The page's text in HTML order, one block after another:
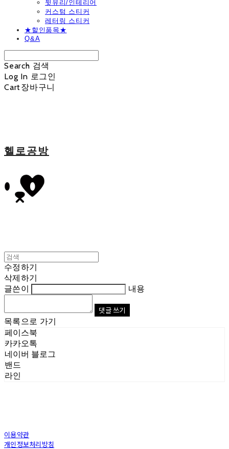
뒷유리/인테리어
커스텀 스티커
레터링 스티커
★할인품목★
Q&A
Search 검색
Log In 로그인
Cart장바구니
헬로공방
수정하기
삭제하기
글쓴이
내용
댓글 쓰기
목록으로 가기
페이스북
카카오톡
네이버 블로그
밴드
라인
이용약관
개인정보처리방침